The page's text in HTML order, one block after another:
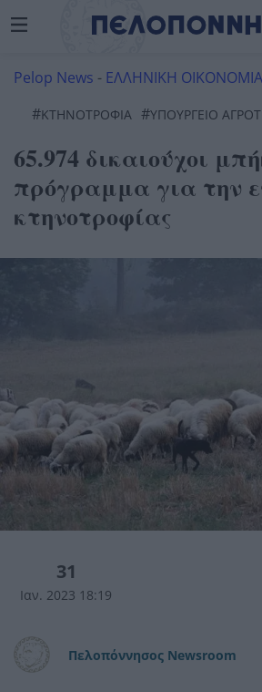
Pelop News - ΕΛΛΗΝΙΚΗ ΟΙΚΟΝΟΜΙΑ
#ΚΤΗΝΟΤΡΟΦΊΑ #ΥΠΟΥΡΓΕΙΟ
65.974 δικαιούχοι
πρόγραμμα για την
κτηνοτροφίας
31
Ιαν. 2023 18:19
Πελοπόννησος Newsroom